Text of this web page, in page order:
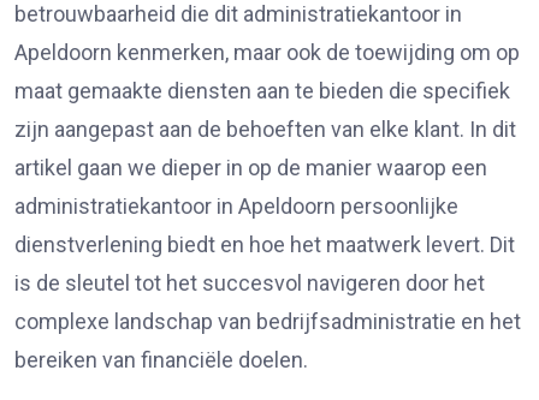
betrouwbaarheid die dit administratiekantoor in
Apeldoorn kenmerken, maar ook de toewijding om op
maat gemaakte diensten aan te bieden die specifiek
zijn aangepast aan de behoeften van elke klant. In dit
artikel gaan we dieper in op de manier waarop een
administratiekantoor in Apeldoorn persoonlijke
dienstverlening biedt en hoe het maatwerk levert. Dit
is de sleutel tot het succesvol navigeren door het
complexe landschap van bedrijfsadministratie en het
bereiken van financiële doelen.